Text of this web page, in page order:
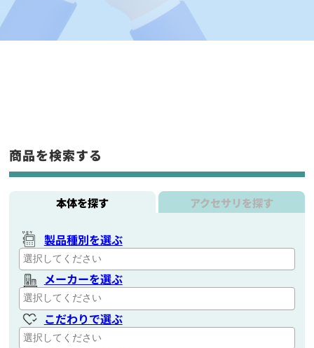
商品を検索する
本体を探す アクセサリを探す
製品種別を選ぶ
メーカーを選ぶ
こだわりで選ぶ